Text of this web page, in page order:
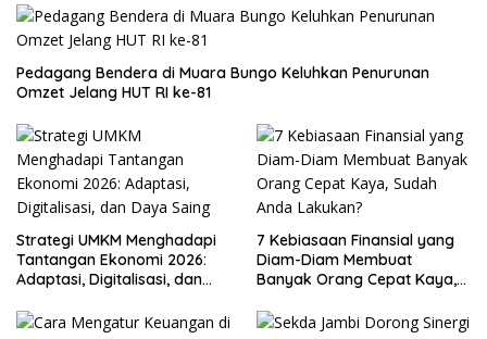
Pedagang Bendera di Muara Bungo Keluhkan Penurunan
Omzet Jelang HUT RI ke-81
Strategi UMKM Menghadapi
Tantangan Ekonomi 2026:
Adaptasi, Digitalisasi, dan
7 Kebiasaan Finansial yang
Diam-Diam Membuat
Banyak Orang Cepat Kaya,